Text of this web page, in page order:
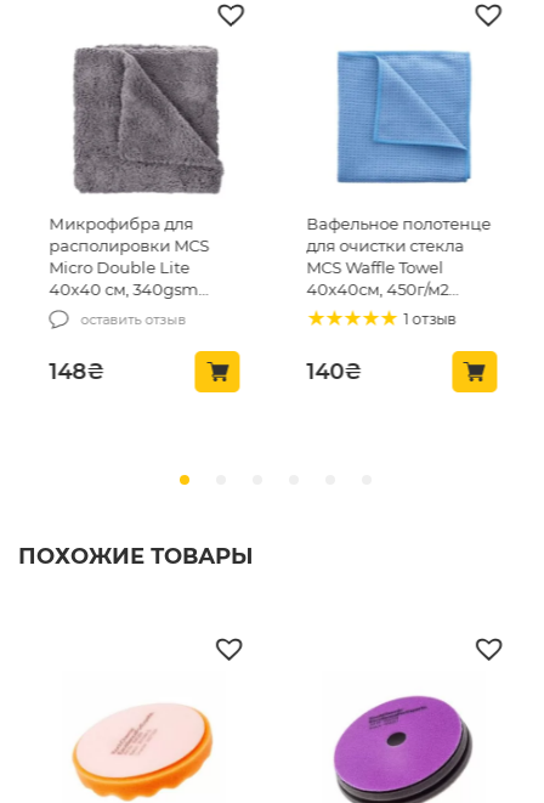
Микрофибра для
располировки MCS
Micro Double Lite
40х40 см, 340gsm
(MCS-03/1)
оставить отзыв
148₴
Вафельное полотенце
для очистки стекла
MCS Waffle Towel
40х40см, 450г/м2
(MCS24)
1 отзыв
140₴
ПОХОЖИЕ ТОВАРЫ